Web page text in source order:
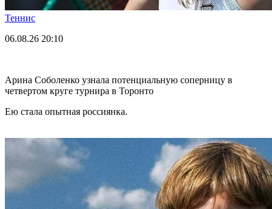
Теннис
06.08.26 20:10
Арина Соболенко узнала потенциальную соперницу в
четвертом круге турнира в Торонто
Ею стала опытная россиянка.